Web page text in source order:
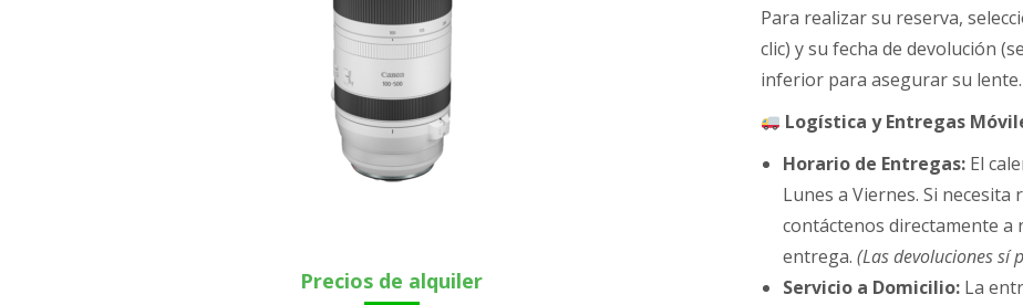
Precios de alquiler
Para realizar su reserva,
clic) y su fecha de devolución
inferior para asegurar su lente.
Logística y Entregas
Horario de Entregas: El
Lunes a Viernes. Si
contáctenos directamente a
entrega. (Las devoluciones sí
Servicio a Domicilio: La